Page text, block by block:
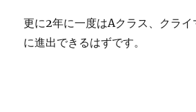
更に2年に一度はAクラス、クラ
に進出できるはずです。